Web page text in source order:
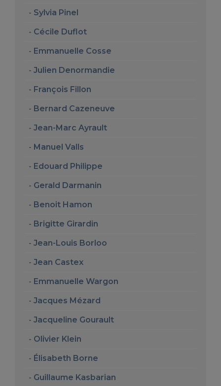
Sylvia Pinel
Cécile Duflot
Emmanuelle Cosse
Julien Denormandie
François Fillon
Bernard Cazeneuve
Jean-Marc Ayrault
Manuel Valls
Edouard Philippe
Gerald Darmanin
Benoit Hamon
Brigitte Girardin
Jean-Louis Borloo
Jean Castex
Emmanuelle Wargon
Jacques Mézard
Jacqueline Gourault
Olivier Klein
Élisabeth Borne
Guillaume Kasbarian